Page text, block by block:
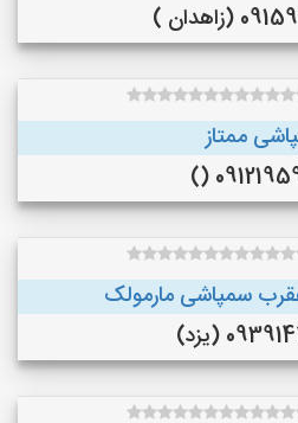
)
ممتاز
سمپاشی مارمولک
(یزد)